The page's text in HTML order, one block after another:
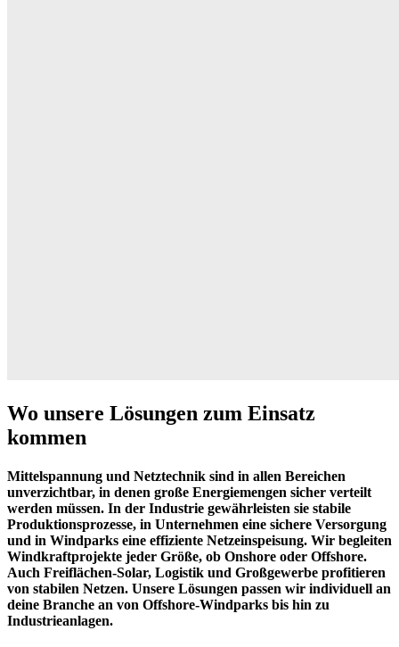
Wo unsere Lösungen zum Einsatz
kommen
Mittelspannung und Netztechnik sind in allen Bereichen
unverzichtbar, in denen große Energiemengen sicher verteilt
werden müssen. In der Industrie gewährleisten sie stabile
Produktionsprozesse, in Unternehmen eine sichere Versorgung
und in Windparks eine effiziente Netzeinspeisung. Wir begleiten
Windkraftprojekte jeder Größe, ob Onshore oder Offshore.
Auch Freiflächen-Solar, Logistik und Großgewerbe profitieren
von stabilen Netzen. Unsere Lösungen passen wir individuell an
deine Branche an von Offshore-Windparks bis hin zu
Industrieanlagen.